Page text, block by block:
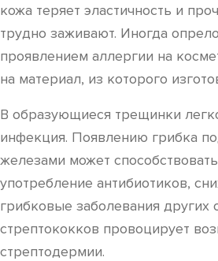
кожа теряет эластичность и
трудно заживают. Иногда
проявлением аллергии на
на материал, из которого
В образующиеся трещинки
инфекция. Появлению грибка
железами может
употребление антибиотиков,
грибковые заболевания других
стрептококков провоцирует
стрептодермии.